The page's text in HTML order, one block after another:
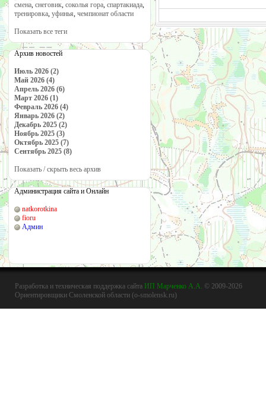
смена, снеговик, соколья гора, спартакиада,
тренировка, уфинья, чемпионат области
Показать все теги
Архив новостей
Июль 2026 (2)
Май 2026 (4)
Апрель 2026 (6)
Март 2026 (1)
Февраль 2026 (4)
Январь 2026 (2)
Декабрь 2025 (2)
Ноябрь 2025 (3)
Октябрь 2025 (7)
Сентябрь 2025 (8)
Показать / скрыть весь архив
Администрация сайта и Онлайн
natkorotkina
fioru
Админ
Разработка и техническая поддержка сайта ИП Марченко А.А. © 2009-2026
Ориентировщики Смоленской области (o-smolensk.ru)